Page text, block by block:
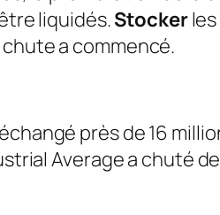
liquidés.Stockerles
a commencé.
près de 16
Average a chuté